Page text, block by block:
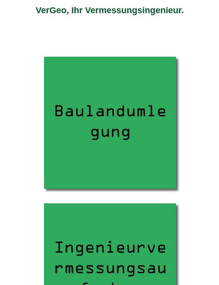
VerGeo, Ihr Vermessungsingenieur.